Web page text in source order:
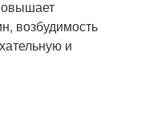
возбудимость
и